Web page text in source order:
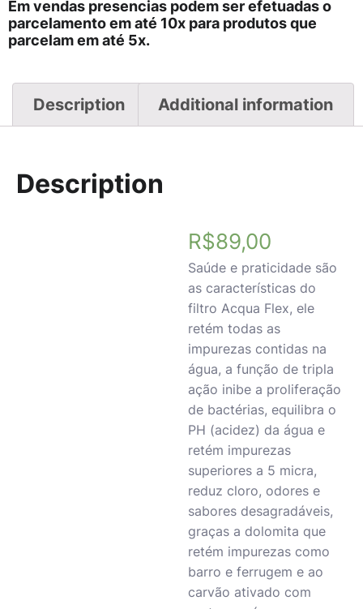
Em vendas presencias podem ser efetuadas o
parcelamento em até 10x para produtos que
parcelam em até 5x.
Description Additional information
Description
R$89,00
Saúde e praticidade são
as características do
filtro Acqua Flex, ele
retém todas as
impurezas contidas na
água, a função de tripla
ação inibe a proliferação
de bactérias, equilibra o
PH (acidez) da água e
retém impurezas
superiores a 5 micra,
reduz cloro, odores e
sabores desagradáveis,
graças a dolomita que
retém impurezas como
barro e ferrugem e ao
carvão ativado com